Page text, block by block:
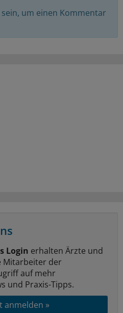
um einen Kommentar
Login erhalten Ärzte und
Mitarbeiter der
auf mehr
und Praxis-Tipps.
anmelden »